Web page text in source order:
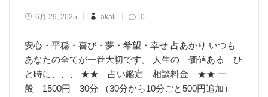
6月 29, 2025 akali 0
安心・平穏・喜び・夢・希望・幸せ 占あかり いつも
あなたの全てが一番大切です。 人生の 価値ある ひ
と時に、、、 ★★ 占い鑑定 相談料金 ★★ 一
般 1500円 30分 （30分から10分ごと500円追加）